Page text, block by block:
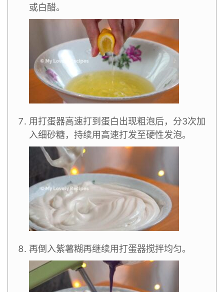
或白醋。
用打蛋器高速打到蛋白出现粗泡后，分3次加
入细砂糖，持续用高速打发至硬性发泡。
再倒入紫薯糊再继续用打蛋器搅拌均匀。